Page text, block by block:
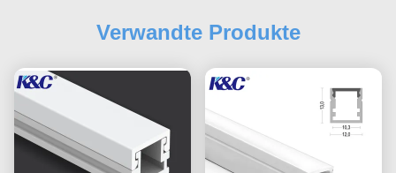
Verwandte Produkte